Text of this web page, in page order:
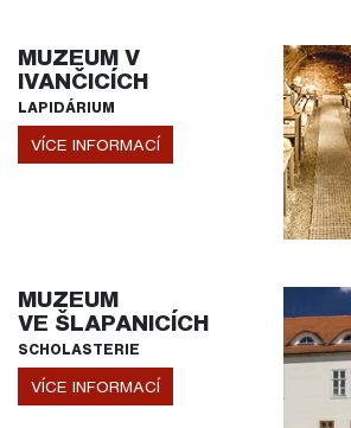
MUZEUM V
IVANČICÍCH
LAPIDÁRIUM
VÍCE INFORMACÍ
MUZEUM
VE ŠLAPANICÍCH
SCHOLASTERIE
VÍCE INFORMACÍ